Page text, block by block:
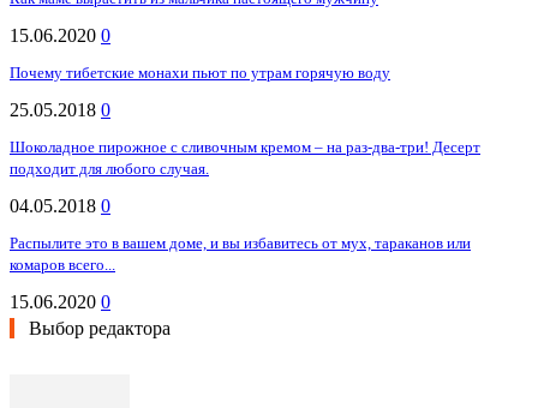
15.06.2020 0
Почему тибетские монахи пьют по утрам горячую воду
25.05.2018 0
Шоколадное пирожное с сливочным кремом – на раз-два-три! Десерт
подходит для любого случая.
04.05.2018 0
Распылите это в вашем доме, и вы избавитесь от мух, тараканов или
комаров всего...
15.06.2020 0
Выбор редактора